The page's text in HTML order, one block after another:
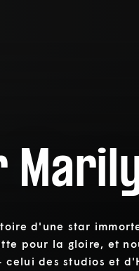
d'une star
pour la gloire, et
celui des studios et